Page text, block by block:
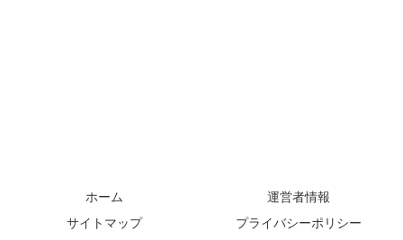
ホーム
運営者情報
サイトマップ
プライバシーポリシー